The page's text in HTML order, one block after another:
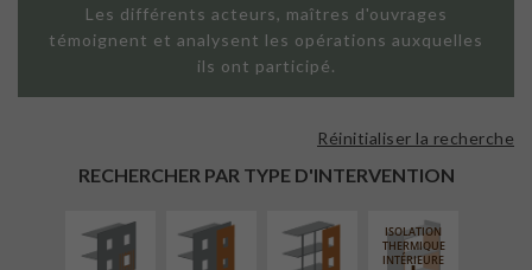
Les différents acteurs, maîtres d'ouvrages
témoignent et analysent les opérations auxquelles
ils ont participé.
RECHERCHER PAR TYPE D'INTERVENTION
Réinitialiser la recherche
EXTÉRIEURE
FAÇADE SUR
LINÉAIRE
ISOLATION
THERMIQUE
INTÉRIEURE
RÉAMÉNAGEMENT
INTÉRIEUR
FERMETURE
LOGGIAS
RÉFECTION DES
TOITURES